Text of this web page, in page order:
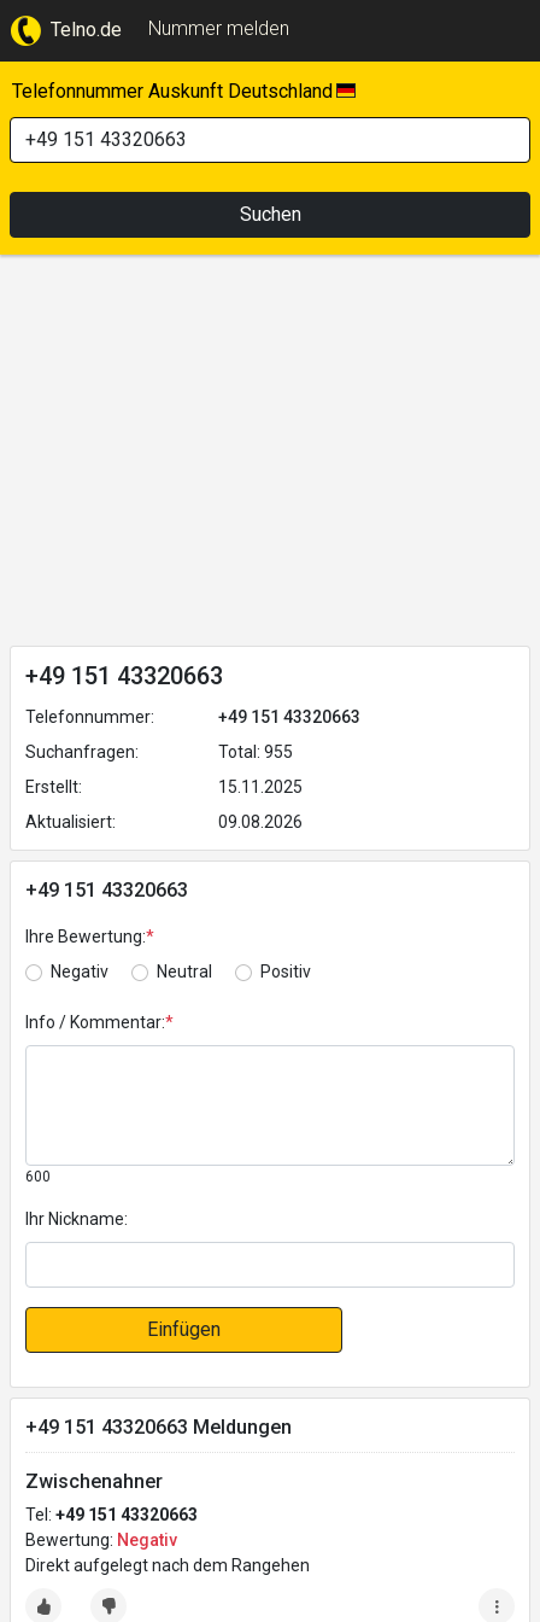
Telno.de Nummer melden
Telefonnummer Auskunft Deutschland
Suchen
+49 151 43320663
Telefonnummer:
+49 151 43320663
Suchanfragen:
Total: 955
Erstellt:
15.11.2025
Aktualisiert:
09.08.2026
+49 151 43320663
Ihre Bewertung:*
Negativ
Neutral Positiv
Info / Kommentar:*
600
Ihr Nickname:
Einfügen
+49 151 43320663 Meldungen
Zwischenahner
Tel: +49 151 43320663
Bewertung: Negativ
Direkt aufgelegt nach dem Rangehen